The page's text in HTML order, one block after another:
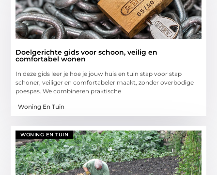
Doelgerichte gids voor schoon, veilig en
comfortabel wonen
In deze gids leer je hoe je jouw huis en tuin stap voor stap
schoner, veiliger en comfortabeler maakt, zonder overbodige
poespas. We combineren praktische
Woning En Tuin
WONING EN TUIN